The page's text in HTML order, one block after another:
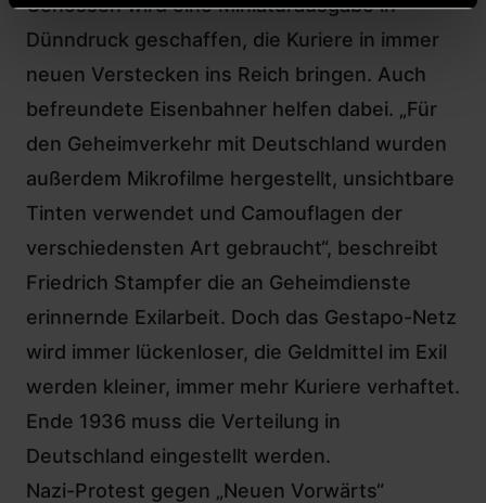
Dünndruck geschaffen, die Kuriere in immer
neuen Verstecken ins Reich bringen. Auch
befreundete Eisenbahner helfen dabei. „Für
den Geheimverkehr mit Deutschland wurden
außerdem Mikrofilme hergestellt, unsichtbare
Tinten verwendet und Camouflagen der
verschiedensten Art gebraucht“, beschreibt
Friedrich Stampfer die an Geheimdienste
erinnernde Exilarbeit. Doch das Gestapo-Netz
wird immer lückenloser, die Geldmittel im Exil
werden kleiner, immer mehr Kuriere verhaftet.
Ende 1936 muss die Verteilung in
Deutschland eingestellt werden.
Nazi-Protest gegen „Neuen Vorwärts“